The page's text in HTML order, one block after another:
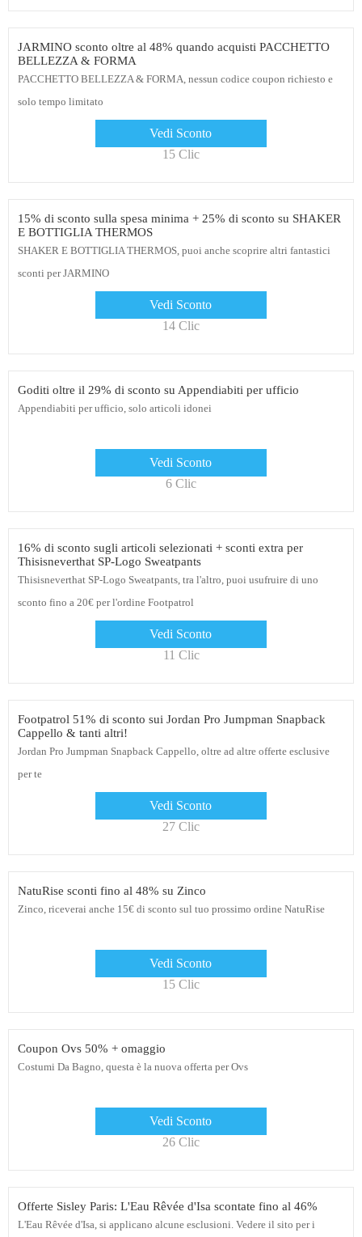
JARMINO sconto oltre al 48% quando acquisti PACCHETTO
BELLEZZA & FORMA
PACCHETTO BELLEZZA & FORMA, nessun codice coupon richiesto e
solo tempo limitato
Vedi Sconto
15 Clic
15% di sconto sulla spesa minima + 25% di sconto su SHAKER
E BOTTIGLIA THERMOS
SHAKER E BOTTIGLIA THERMOS, puoi anche scoprire altri fantastici
sconti per JARMINO
Vedi Sconto
14 Clic
Goditi oltre il 29% di sconto su Appendiabiti per ufficio
Appendiabiti per ufficio, solo articoli idonei
Vedi Sconto
6 Clic
16% di sconto sugli articoli selezionati + sconti extra per
Thisisneverthat SP-Logo Sweatpants
Thisisneverthat SP-Logo Sweatpants, tra l'altro, puoi usufruire di uno
sconto fino a 20€ per l'ordine Footpatrol
Vedi Sconto
11 Clic
Footpatrol 51% di sconto sui Jordan Pro Jumpman Snapback
Cappello & tanti altri!
Jordan Pro Jumpman Snapback Cappello, oltre ad altre offerte esclusive
per te
Vedi Sconto
27 Clic
NatuRise sconti fino al 48% su Zinco
Zinco, riceverai anche 15€ di sconto sul tuo prossimo ordine NatuRise
Vedi Sconto
15 Clic
Coupon Ovs 50% + omaggio
Costumi Da Bagno, questa è la nuova offerta per Ovs
Vedi Sconto
26 Clic
Offerte Sisley Paris: L'Eau Rêvée d'Isa scontate fino al 46%
L'Eau Rêvée d'Isa, si applicano alcune esclusioni. Vedere il sito per i